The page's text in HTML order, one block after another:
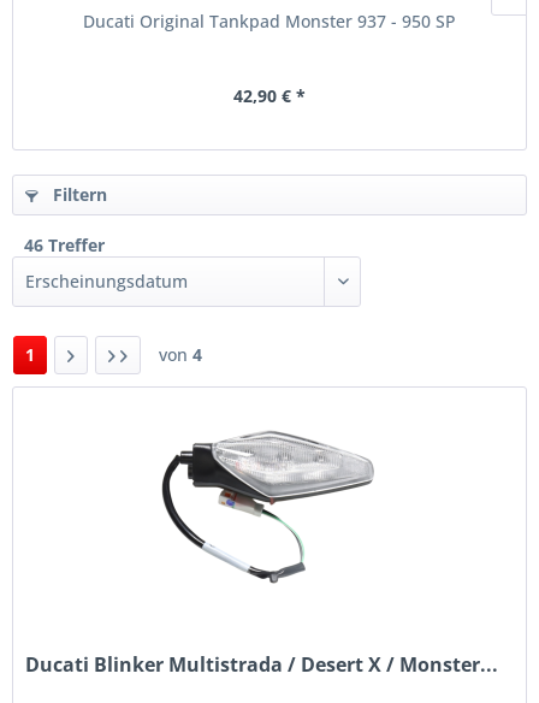
Ducati Original Tankpad Monster 937 - 950 SP
42,90 € *
Filtern
46 Treffer
1 von 4
Ducati Blinker Multistrada / Desert X / Monster...